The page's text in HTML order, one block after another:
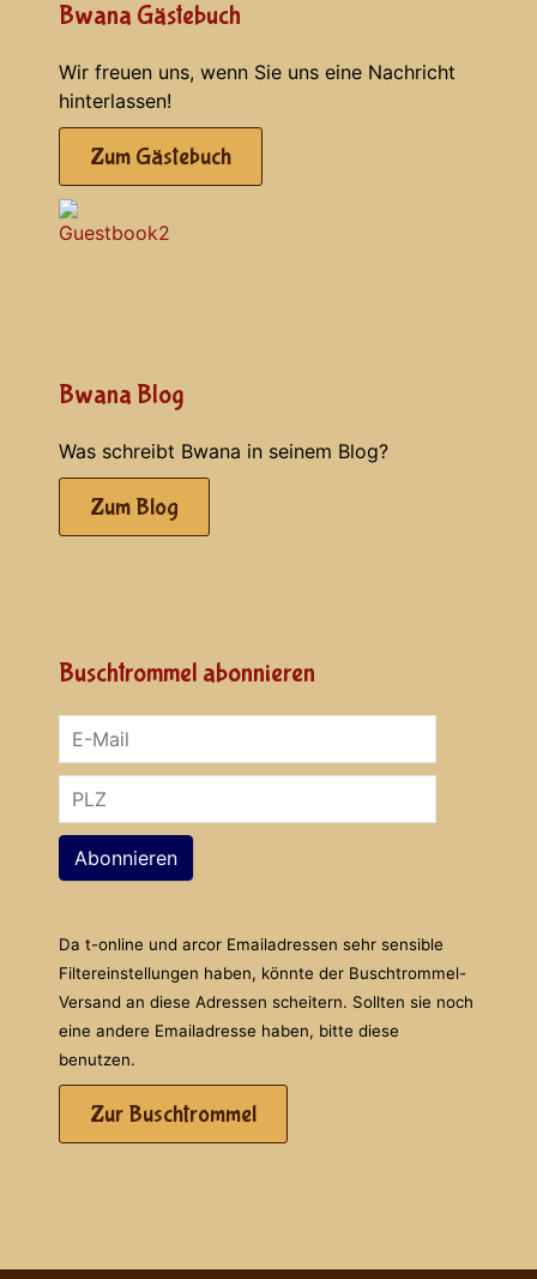
Bwana Gästebuch
Wir freuen uns, wenn Sie uns eine Nachricht
hinterlassen!
Zum Gästebuch
Bwana Blog
Was schreibt Bwana in seinem Blog?
Zum Blog
Buschtrommel abonnieren
Abonnieren
Da t-online und arcor Emailadressen sehr sensible
Filtereinstellungen haben, könnte der Buschtrommel-
Versand an diese Adressen scheitern. Sollten sie noch
eine andere Emailadresse haben, bitte diese
benutzen.
Zur Buschtrommel